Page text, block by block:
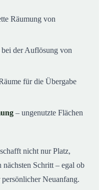
Räumung von
der Auflösung von
für die Übergabe
– ungenutzte Flächen
nicht nur Platz,
Schritt – egal ob
Neuanfang.